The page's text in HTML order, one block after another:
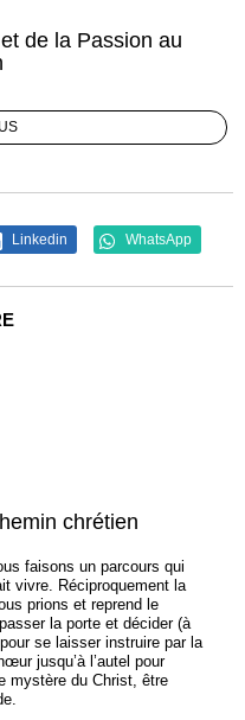
de la Passion au
Linkedin WhatsApp
chrétien
faisons un parcours qui
vivre. Réciproquement la
prions et reprend le
la porte et décider (à
se laisser instruire par la
jusqu’à l’autel pour
mystère du Christ, être